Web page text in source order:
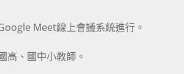
Meet線上會議系統進行。
高、國中小教師。